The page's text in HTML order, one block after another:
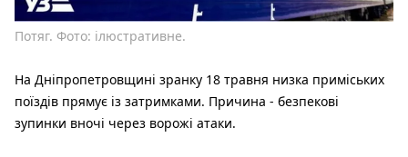
Потяг. Фото: ілюстративне.
На Дніпропетровщині зранку 18 травня низка приміських
поїздів прямує із затримками. Причина - безпекові
зупинки вночі через ворожі атаки.